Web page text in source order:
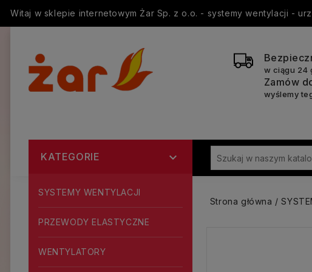
Witaj w sklepie internetowym Żar Sp. z o.o. - systemy wentylacji -
w ciągu 24
Zamów
wyślemy
KATEGORIE 
SYSTEMY WENTYLACJI
PRZEWODY ELASTYCZNE
WENTYLATORY
Strona główna